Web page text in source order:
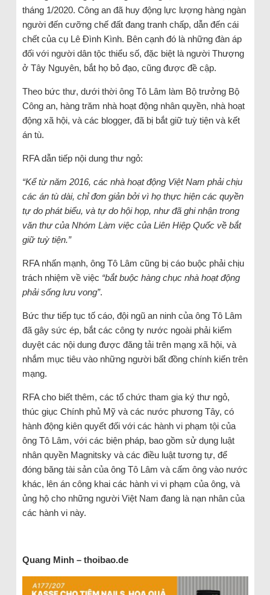
tháng 1/2020. Công an đã huy động lực lượng hàng ngàn
người đến cưỡng chế đất đang tranh chấp, dẫn đến cái
chết của cụ Lê Đình Kình. Bên cạnh đó là những đàn áp
đối với người dân tộc thiểu số, đặc biệt là người Thượng
ở Tây Nguyên, bắt họ bỏ đạo, cũng được đề cập.
Theo bức thư, dưới thời ông Tô Lâm làm Bộ trưởng Bộ
Công an, hàng trăm nhà hoạt động nhân quyền, nhà hoạt
động xã hội, và các blogger, đã bị bắt giữ tuỳ tiện và kết
án tù.
RFA dẫn tiếp nội dung thư ngỏ:
“Kể từ năm 2016, các nhà hoạt động Việt Nam phải chịu
các án tù dài, chỉ đơn giản bởi vì họ thực hiện các quyền
tự do phát biểu, và tự do hội họp, như đã ghi nhận trong
văn thư của Nhóm Làm việc của Liên Hiệp Quốc về bắt
giữ tuỳ tiện.”
RFA nhấn mạnh, ông Tô Lâm cũng bị cáo buộc phải chịu
trách nhiệm về việc “bắt buộc hàng chục nhà hoạt động
phải sống lưu vong”.
Bức thư tiếp tục tố cáo, đội ngũ an ninh của ông Tô Lâm
đã gây sức ép, bắt các công ty nước ngoài phải kiểm
duyệt các nội dung được đăng tải trên mạng xã hội, và
nhắm mục tiêu vào những người bất đồng chính kiến trên
mạng.
RFA cho biết thêm, các tổ chức tham gia ký thư ngỏ,
thúc giục Chính phủ Mỹ và các nước phương Tây, có
hành động kiên quyết đối với các hành vi phạm tội của
ông Tô Lâm, với các biện pháp, bao gồm sử dụng luật
nhân quyền Magnitsky và các điều luật tương tự, để
đóng băng tài sản của ông Tô Lâm và cấm ông vào nước
khác, lên án công khai các hành vi vi phạm của ông, và
ủng hộ cho những người Việt Nam đang là nạn nhân của
các hành vi này.
Quang Minh – thoibao.de